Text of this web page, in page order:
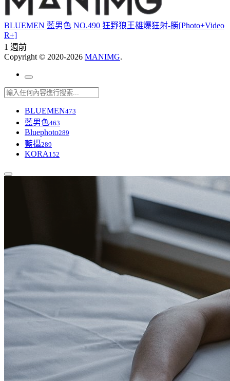
BLUEMEN 藍男色 NO.490 狂野狼王雄爆狂射-勝[Photo+Video
R+]
1 週前
Copyright © 2020-2026 MANIMG.
BLUEMEN473
藍男色463
Bluephoto289
藍攝289
KORA 152